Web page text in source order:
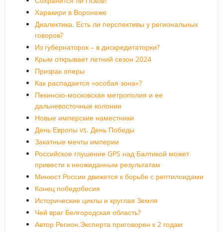
Харакири в Воронеже
Диалектика. Есть ли перспективы у региональных
говоров?
Из губернаторок – в дискредитаторки?
Крым открывает летний сезон 2024
Призрак оперы
Как распадается «особая зона»?
Пекинско-московская метрополия и ее
дальневосточные колонии
Новые имперские наместники
День Европы vs. День Победы
Закатные мечты империи
Российское глушение GPS над Балтикой может
привести к неожиданным результатам
Минюст России движется к борьбе с рептилоидами
Конец победобесия
Исторические циклы и круглая Земля
Чей враг Белгородская область?
Автор Регион.Эксперта приговорен к 2 годам